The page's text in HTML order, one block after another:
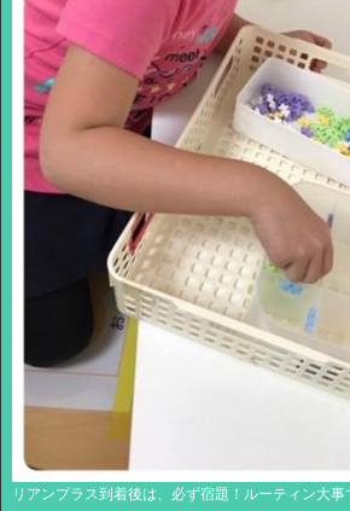
リアンプラス到着後は、必ず宿題！ルーティン大